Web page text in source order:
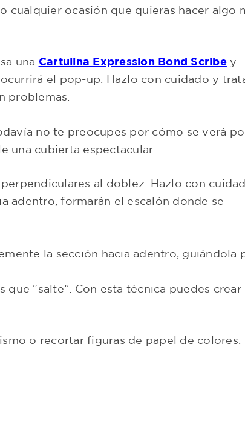
cualquier ocasión que quieras hacer algo
una Cartulina Expression Bond Scribey
el pop-up. Hazlo con cuidado y
problemas.
no te preocupes por cómo se verá
una cubierta espectacular.
al doblez. Hazlo con
adentro, formarán el escalón donde se
la sección hacia adentro, guiándola
“salte”. Con esta técnica puedes crear
o recortar figuras de papel de colores.